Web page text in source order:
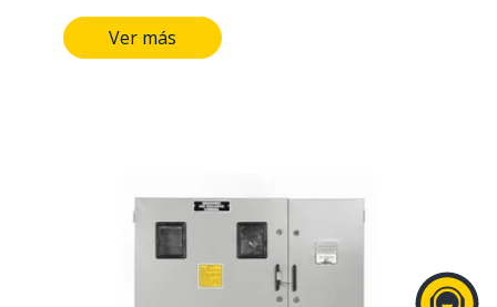
Grado de protección IP: Hasta IP66
Grado de resistencia al impacto IK:
Pintura Electroestática, color gris
RAL serie 70 Tipo de cierre: Chapa
tipo buje de seguridad y perno
Ver más